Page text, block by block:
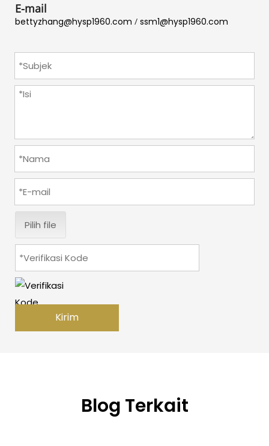
E-mail
bettyzhang@hysp1960.com / ssm1@hysp1960.com
Pilih file
Kirim
Blog Terkait